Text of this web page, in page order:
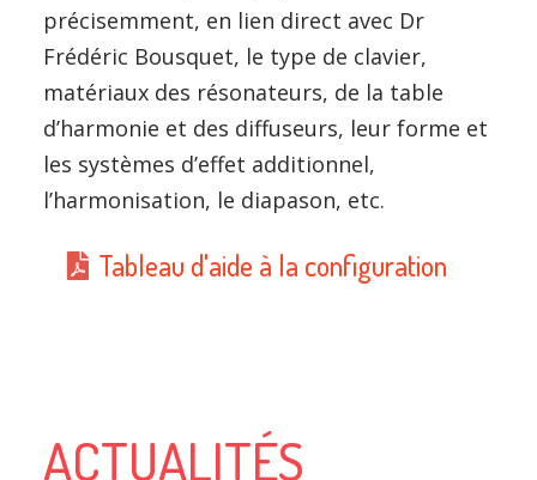
précisemment, en lien direct avec Dr
Frédéric Bousquet, le type de clavier,
matériaux des résonateurs, de la table
d’harmonie et des diffuseurs, leur forme et
les systèmes d’effet additionnel,
l’harmonisation, le diapason, etc.
Tableau d'aide à la configuration
ACTUALITÉS